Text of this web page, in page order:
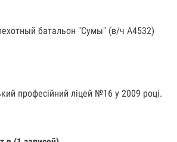
батальон "Сумы" (в/ч А4532)
професійний ліцей №16 у 2009 році.